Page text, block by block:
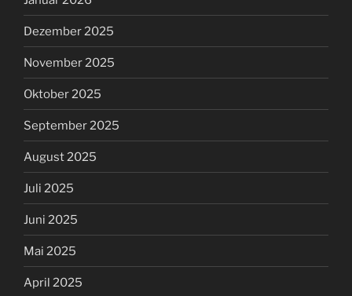
Dezember 2025
November 2025
Oktober 2025
September 2025
August 2025
Juli 2025
Juni 2025
Mai 2025
April 2025